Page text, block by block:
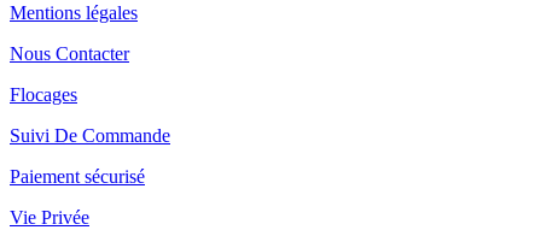
Mentions légales
Nous Contacter
Flocages
Suivi De Commande
Paiement sécurisé
Vie Privée